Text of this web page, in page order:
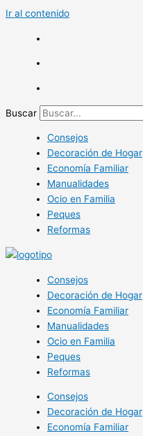
Ir al contenido
Buscar
Consejos
Decoración de Hogar
Economía Familiar
Manualidades
Ocio en Familia
Peques
Reformas
Consejos
Decoración de Hogar
Economía Familiar
Manualidades
Ocio en Familia
Peques
Reformas
Consejos
Decoración de Hogar
Economía Familiar